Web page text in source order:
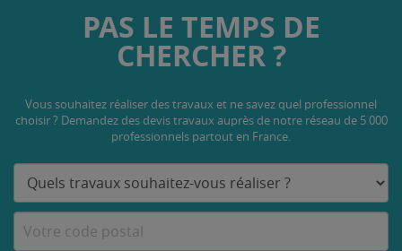
PAS LE TEMPS DE
CHERCHER ?
Vous souhaitez réaliser des travaux et ne savez quel professionnel
choisir ? Demandez des devis travaux auprès de notre réseau de 5 000
professionnels partout en France.